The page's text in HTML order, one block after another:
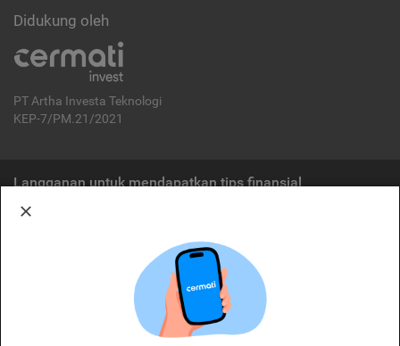
Didukung oleh
PT Artha Investa Teknologi
KEP-7/PM.21/2021
Langganan untuk mendapatkan tips finansial
Cermati merupakan penyelenggara agregasi jasa keuangan yang terdaftar di
OJK. Oleh karena itu, produk dan/atau layanan jasa keuangan yang
ditawarkan bukan merupakan produk dan/atau layanan jasa keuangan yang
diterbitkan oleh Cermati dan Cermati tidak bertanggung jawab atas tuntutan